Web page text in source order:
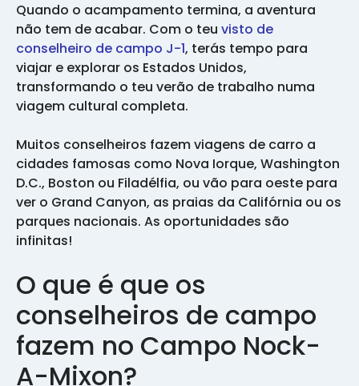
Quando o acampamento termina, a aventura
não tem de acabar. Com o teu visto de
conselheiro de campo J-1, terás tempo para
viajar e explorar os Estados Unidos,
transformando o teu verão de trabalho numa
viagem cultural completa.
Muitos conselheiros fazem viagens de carro a
cidades famosas como Nova Iorque, Washington
D.C., Boston ou Filadélfia, ou vão para oeste para
ver o Grand Canyon, as praias da Califórnia ou os
parques nacionais. As oportunidades são
infinitas!
O que é que os
conselheiros de campo
fazem no Campo Nock-
A-Mixon?